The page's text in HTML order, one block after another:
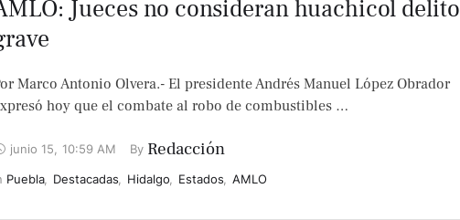
Jueces no consideran huachicol delito
Marco Antonio Olvera.- El presidente Andrés Manuel López Obrador
hoy que el combate al robo de combustibles …
junio 15 10:59 AM By Redacción
Puebla, Destacadas Hidalgo Estados AMLO